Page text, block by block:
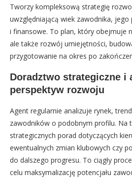
Tworzy kompleksową strategię
uwzględniającą wiek zawodnika, jego
i finansowe. To plan, który obejmuje
ale także rozwój umiejętności,
przygotowanie na okres po
Doradztwo strategiczne i
perspektyw rozwoju
Agent regularnie analizuje rynek,
zawodników o podobnym profilu. Na
strategicznych porad dotyczących
ewentualnych zmian klubowych czy
do dalszego progresu. To ciągły
celu maksymalizację potencjału